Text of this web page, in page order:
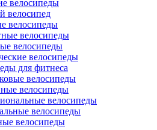
велосипеды
велосипед
велосипеды
велосипеды
велосипеды
велосипеды
для фитнеса
велосипеды
велосипеды
велосипеды
велосипеды
велосипеды